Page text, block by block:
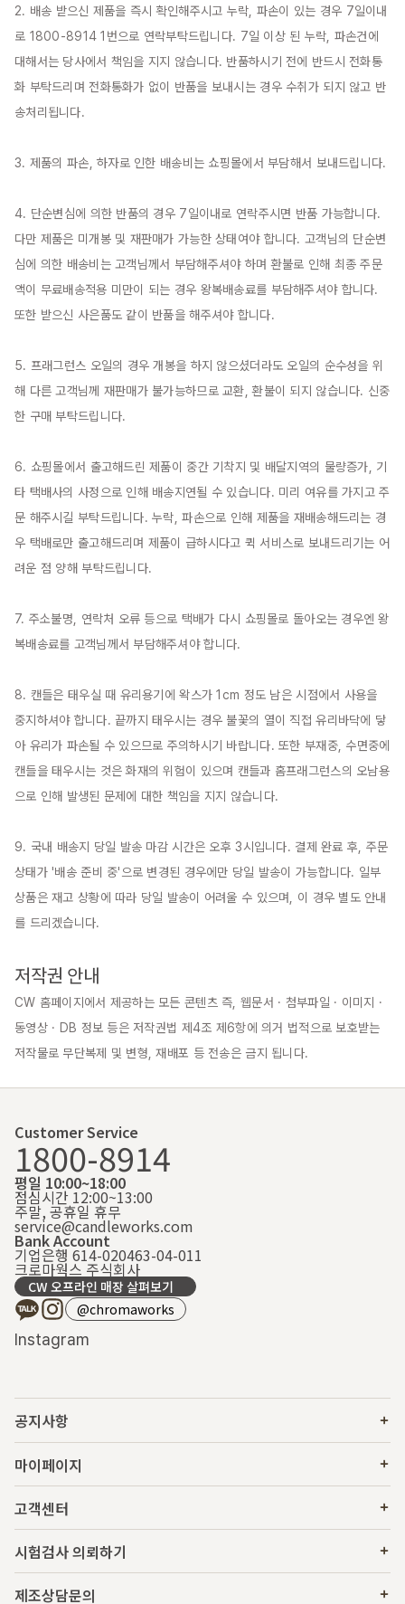
2. 배송 받으신 제품을 즉시 확인해주시고 누락, 파손이 있는 경우 7일이내
로 1800-8914 1번으로 연락부탁드립니다. 7일 이상 된 누락, 파손건에
대해서는 당사에서 책임을 지지 않습니다. 반품하시기 전에 반드시 전화통
화 부탁드리며 전화통화가 없이 반품을 보내시는 경우 수취가 되지 않고 반
송처리됩니다.
3. 제품의 파손, 하자로 인한 배송비는 쇼핑몰에서 부담해서 보내드립니다.
4. 단순변심에 의한 반품의 경우 7일이내로 연락주시면 반품 가능합니다.
다만 제품은 미개봉 및 재판매가 가능한 상태여야 합니다. 고객님의 단순변
심에 의한 배송비는 고객님께서 부담해주셔야 하며 환불로 인해 최종 주문
액이 무료배송적용 미만이 되는 경우 왕복배송료를 부담해주셔야 합니다.
또한 받으신 사은품도 같이 반품을 해주셔야 합니다.
5. 프래그런스 오일의 경우 개봉을 하지 않으셨더라도 오일의 순수성을 위
해 다른 고객님께 재판매가 불가능하므로 교환, 환불이 되지 않습니다. 신중
한 구매 부탁드립니다.
6. 쇼핑몰에서 출고해드린 제품이 중간 기착지 및 배달지역의 물량증가, 기
타 택배사의 사정으로 인해 배송지연될 수 있습니다. 미리 여유를 가지고 주
문 해주시길 부탁드립니다. 누락, 파손으로 인해 제품을 재배송해드리는 경
우 택배로만 출고해드리며 제품이 급하시다고 퀵 서비스로 보내드리기는 어
려운 점 양해 부탁드립니다.
7. 주소불명, 연락처 오류 등으로 택배가 다시 쇼핑몰로 돌아오는 경우엔 왕
복배송료를 고객님께서 부담해주셔야 합니다.
8. 캔들은 태우실 때 유리용기에 왁스가 1cm 정도 남은 시점에서 사용을
중지하셔야 합니다. 끝까지 태우시는 경우 불꽃의 열이 직접 유리바닥에 닿
아 유리가 파손될 수 있으므로 주의하시기 바랍니다. 또한 부재중, 수면중에
캔들을 태우시는 것은 화재의 위험이 있으며 캔들과 홈프래그런스의 오남용
으로 인해 발생된 문제에 대한 책임을 지지 않습니다.
9. 국내 배송지 당일 발송 마감 시간은 오후 3시입니다. 결제 완료 후, 주문
상태가 '배송 준비 중'으로 변경된 경우에만 당일 발송이 가능합니다. 일부
상품은 재고 상황에 따라 당일 발송이 어려울 수 있으며, 이 경우 별도 안내
를 드리겠습니다.
저작권 안내
CW 홈페이지에서 제공하는 모든 콘텐츠 즉, 웹문서 · 첨부파일 · 이미지 ·
동영상 · DB 정보 등은 저작권법 제4조 제6항에 의거 법적으로 보호받는
저작물로 무단복제 및 변형, 재배포 등 전송은 금지 됩니다.
Customer Service
1800-8914
평일 10:00~18:00
점심시간 12:00~13:00
주말, 공휴일 휴무
service@candleworks.com
Bank Account
기업은행 614-020463-04-011
크로마웍스 주식회사
CW 오프라인 매장 살펴보기
@chromaworks
Instagram
공지사항
마이페이지
고객센터
시험검사 의뢰하기
제조상담문의